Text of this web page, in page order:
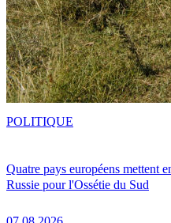
Quatre pays européens mettent
Russie pour l'Ossétie du Sud
POLITIQUE